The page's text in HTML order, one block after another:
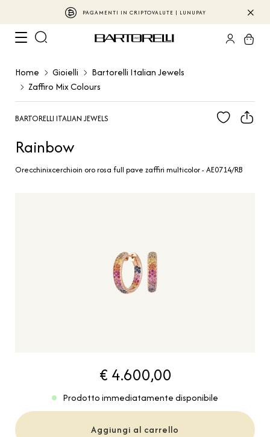
PAGAMENTI IN CRIPTOVALUTE | LUNUPAY
Home Gioielli
Bartorelli Italian Jewels
Zaffiro Mix Colours
BARTORELLI ITALIAN JEWELS
Rainbow
Orecchinixcerchioin oro rosa full pave zaffiri multicolor - AE0714/RB
€ 4.600,00
Prodotto immediatamente disponibile
Aggiungi al carrello